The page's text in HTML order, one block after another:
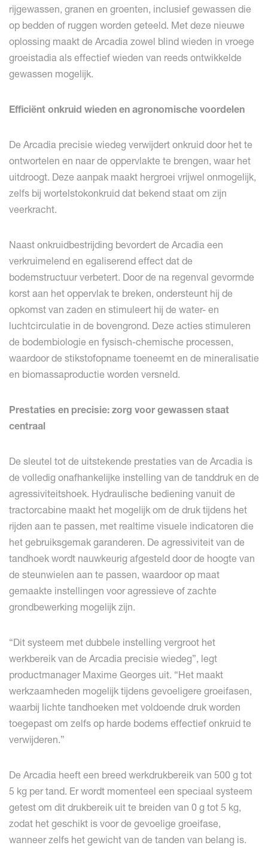
rijgewassen, granen en groenten, inclusief gewassen die
op bedden of ruggen worden geteeld. Met deze nieuwe
oplossing maakt de Arcadia zowel blind wieden in vroege
groeistadia als effectief wieden van reeds ontwikkelde
gewassen mogelijk.
Efficiënt onkruid wieden en agronomische voordelen
De Arcadia precisie wiedeg verwijdert onkruid door het te
ontwortelen en naar de oppervlakte te brengen, waar het
uitdroogt. Deze aanpak maakt hergroei vrijwel onmogelijk,
zelfs bij wortelstokonkruid dat bekend staat om zijn
veerkracht.
Naast onkruidbestrijding bevordert de Arcadia een
verkruimelend en egaliserend effect dat de
bodemstructuur verbetert. Door de na regenval gevormde
korst aan het oppervlak te breken, ondersteunt hij de
opkomst van zaden en stimuleert hij de water- en
luchtcirculatie in de bovengrond. Deze acties stimuleren
de bodembiologie en fysisch-chemische processen,
waardoor de stikstofopname toeneemt en de mineralisatie
en biomassaproductie worden versneld.
Prestaties en precisie: zorg voor gewassen staat
centraal
De sleutel tot de uitstekende prestaties van de Arcadia is
de volledig onafhankelijke instelling van de tanddruk en de
agressiviteitshoek. Hydraulische bediening vanuit de
tractorcabine maakt het mogelijk om de druk tijdens het
rijden aan te passen, met realtime visuele indicatoren die
het gebruiksgemak garanderen. De agressiviteit van de
tandhoek wordt nauwkeurig afgesteld door de hoogte van
de steunwielen aan te passen, waardoor op maat
gemaakte instellingen voor agressieve of zachte
grondbewerking mogelijk zijn.
“Dit systeem met dubbele instelling vergroot het
werkbereik van de Arcadia precisie wiedeg”, legt
productmanager Maxime Georges uit. “Het maakt
werkzaamheden mogelijk tijdens gevoeligere groeifasen,
waarbij lichte tandhoeken met voldoende druk worden
toegepast om zelfs op harde bodems effectief onkruid te
verwijderen.”
De Arcadia heeft een breed werkdrukbereik van 500 g tot
5 kg per tand. Er wordt momenteel een speciaal systeem
getest om dit drukbereik uit te breiden van 0 g tot 5 kg,
zodat het geschikt is voor de gevoelige groeifase,
wanneer zelfs het gewicht van de tanden van belang is.